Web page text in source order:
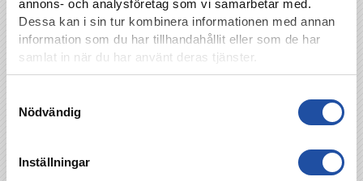
annons- och analysföretag som vi samarbetar med.
Dessa kan i sin tur kombinera informationen med annan
information som du har tillhandahållit eller som de har
samlat in när du har använt deras tjänster.
Nödvändig
Inställningar
matchplanerna och forma det utifrån de
spelare som är i form och deras egenskaper.
…att ha tagit poäng i tre av de fyra senaste
matcherna:
Ser man till trender och form: Efter omgång 16
är vi åtta i formtabellen och har tagit poäng i
bättre för att ta de poäng vi ska och för att vi